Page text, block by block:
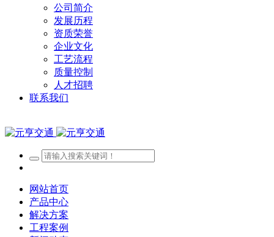
公司简介
发展历程
资质荣誉
企业文化
工艺流程
质量控制
人才招聘
联系我们
网站首页
产品中心
解决方案
工程案例